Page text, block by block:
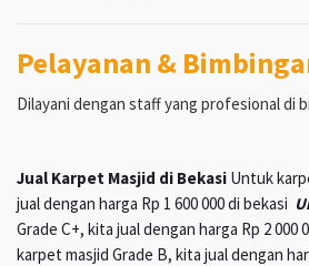
Pelayanan &
Dilayani dengan staff yang profesional di
Jual Karpet Masjid di Bekasi Untuk
jual dengan harga Rp 1 600 000 di bekasi
Grade C+, kita jual dengan harga Rp 2 000
karpet masjid Grade B, kita jual dengan